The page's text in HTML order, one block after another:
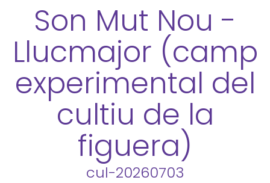
Son Mut Nou -
Llucmajor (camp
experimental del
cultiu de la
figuera)
cul-20260703